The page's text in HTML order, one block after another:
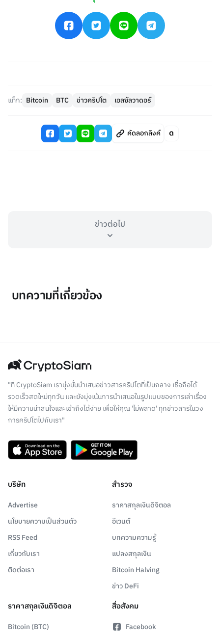
แท็ก: Bitcoin BTC ข่าวคริปโต เอลซัลวาดอร์
คัดลอกลิงค์
ข่าวต่อไป
บทความที่เกี่ยวข้อง
"ที่ CryptoSiam เรามุ่งมั่นนำเสนอข่าวสารคริปโตที่เป็นกลาง เชื่อถือได้
รวดเร็วสดใหม่ทุกวัน และยังมุ่งเน้นการนำเสนอในรูปแบบของการเล่าเรื่อง
ให้มีความน่าสนใจและเข้าถึงได้ง่าย เพื่อให้คุณ 'ไม่พลาด' ทุกข่าวสารในวง
การคริปโตไปกับเรา"
บริษัท
Advertise
นโยบายความเป็นส่วนตัว
RSS Feed
เกี่ยวกับเรา
ติดต่อเรา
สำรวจ
ราคาสกุลเงินดิจิตอล
อีเวนต์
บทความความรู้
แปลงสกุลเงิน
Bitcoin Halving
ข่าว DeFi
ราคาสกุลเงินดิจิตอล
Bitcoin (BTC)
สื่อสังคม
Facebook